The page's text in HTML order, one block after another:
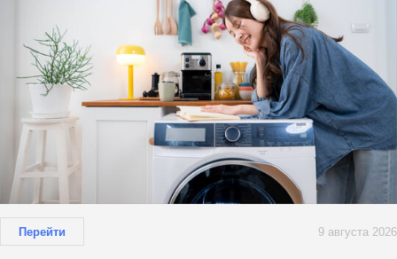
Перейти 9 августа 2026